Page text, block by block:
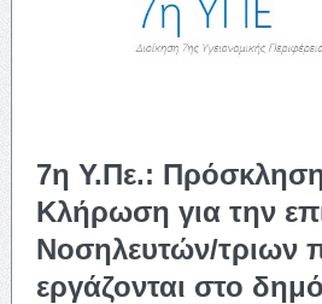
7η Υ.Πε.:
Κλήρωση για την
Νοσηλευτών/τριων
εργάζονται στο